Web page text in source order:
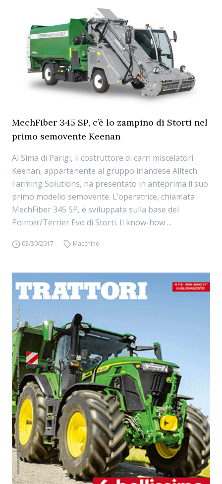
MechFiber 345 SP, c’è lo zampino di Storti nel
primo semovente Keenan
Al Sima di Parigi, il costruttore di carri miscelatori
Keenan, appartenente al gruppo irlandese Alltech
Farming Solutions, ha presentato in anteprima il suo
primo modello semovente. L’operatrice, chiamata
MechFiber 345 SP, è sviluppata sulla base del
Pointer/Terrier Evo di Storti. Il know-how ...
03/30/2017 Macchine